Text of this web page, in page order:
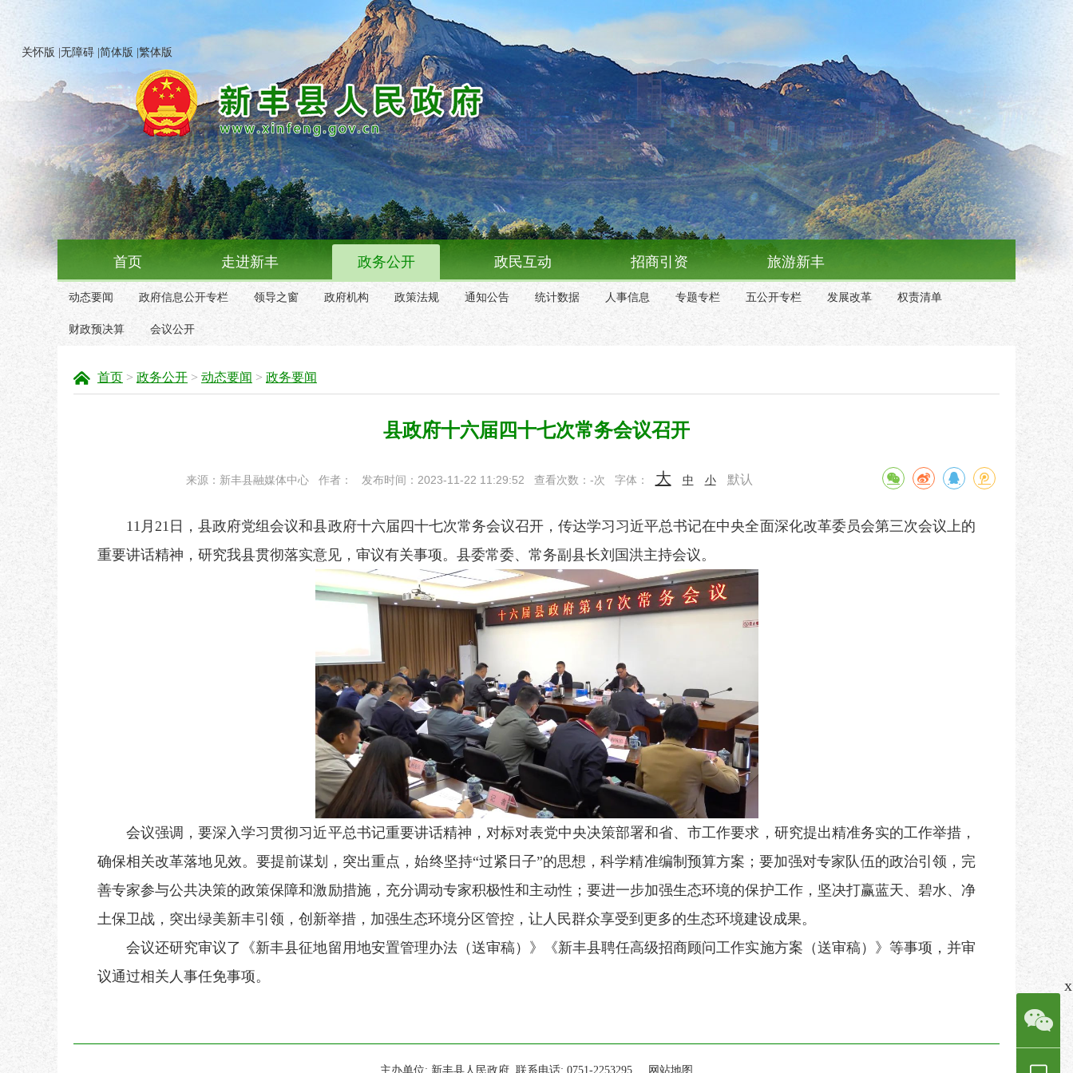
关怀版 无障碍 简体版 繁体版
首页 走进新丰 政务公开 政民互动 招商引资 旅游新丰
动态要闻 政府信息公开专栏 领导之窗 政府机构 政策法规 通知公告 统计数据 人事信息 专题专栏 五公开专栏 发展改革 权责清单
财政预决算 会议公开
首页 > 政务公开 > 动态要闻 > 政务要闻
县政府十六届四十七次常务会议召开
来源：新丰县融媒体中心 作者： 发布时间：2023-11-22 11:29:52 查看次数： -次 字体： 大 中 小 默认
11月21日，县政府党组会议和县政府十六届四十七次常务会议召开，传达学习习近平总书记在中央全面深化改革委员会第三次会议上的
重要讲话精神，研究我县贯彻落实意见，审议有关事项。县委常委、常务副县长刘国洪主持会议。
会议强调，要深入学习贯彻习近平总书记重要讲话精神，对标对表党中央决策部署和省、市工作要求，研究提出精准务实的工作举措，
确保相关改革落地见效。要提前谋划，突出重点，始终坚持“过紧日子”的思想，科学精准编制预算方案；要加强对专家队伍的政治引领，完
善专家参与公共决策的政策保障和激励措施，充分调动专家积极性和主动性；要进一步加强生态环境的保护工作，坚决打赢蓝天、碧水、净
土保卫战，突出绿美新丰引领，创新举措，加强生态环境分区管控，让人民群众享受到更多的生态环境建设成果。
会议还研究审议了《新丰县征地留用地安置管理办法（送审稿）》《新丰县聘任高级招商顾问工作实施方案（送审稿）》等事项，并审
议通过相关人事任免事项。
主办单位: 新丰县人民政府 联系电话: 0751-2253295 网站地图
x